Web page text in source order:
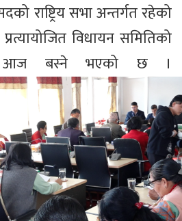
राष्ट्रिय सभा अन्तर्गत रहेको
विधायन समितिको
बस्ने भएको छ ।